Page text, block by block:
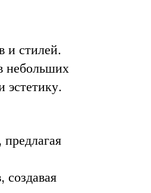
и стилей.
небольших
эстетику.
создавая